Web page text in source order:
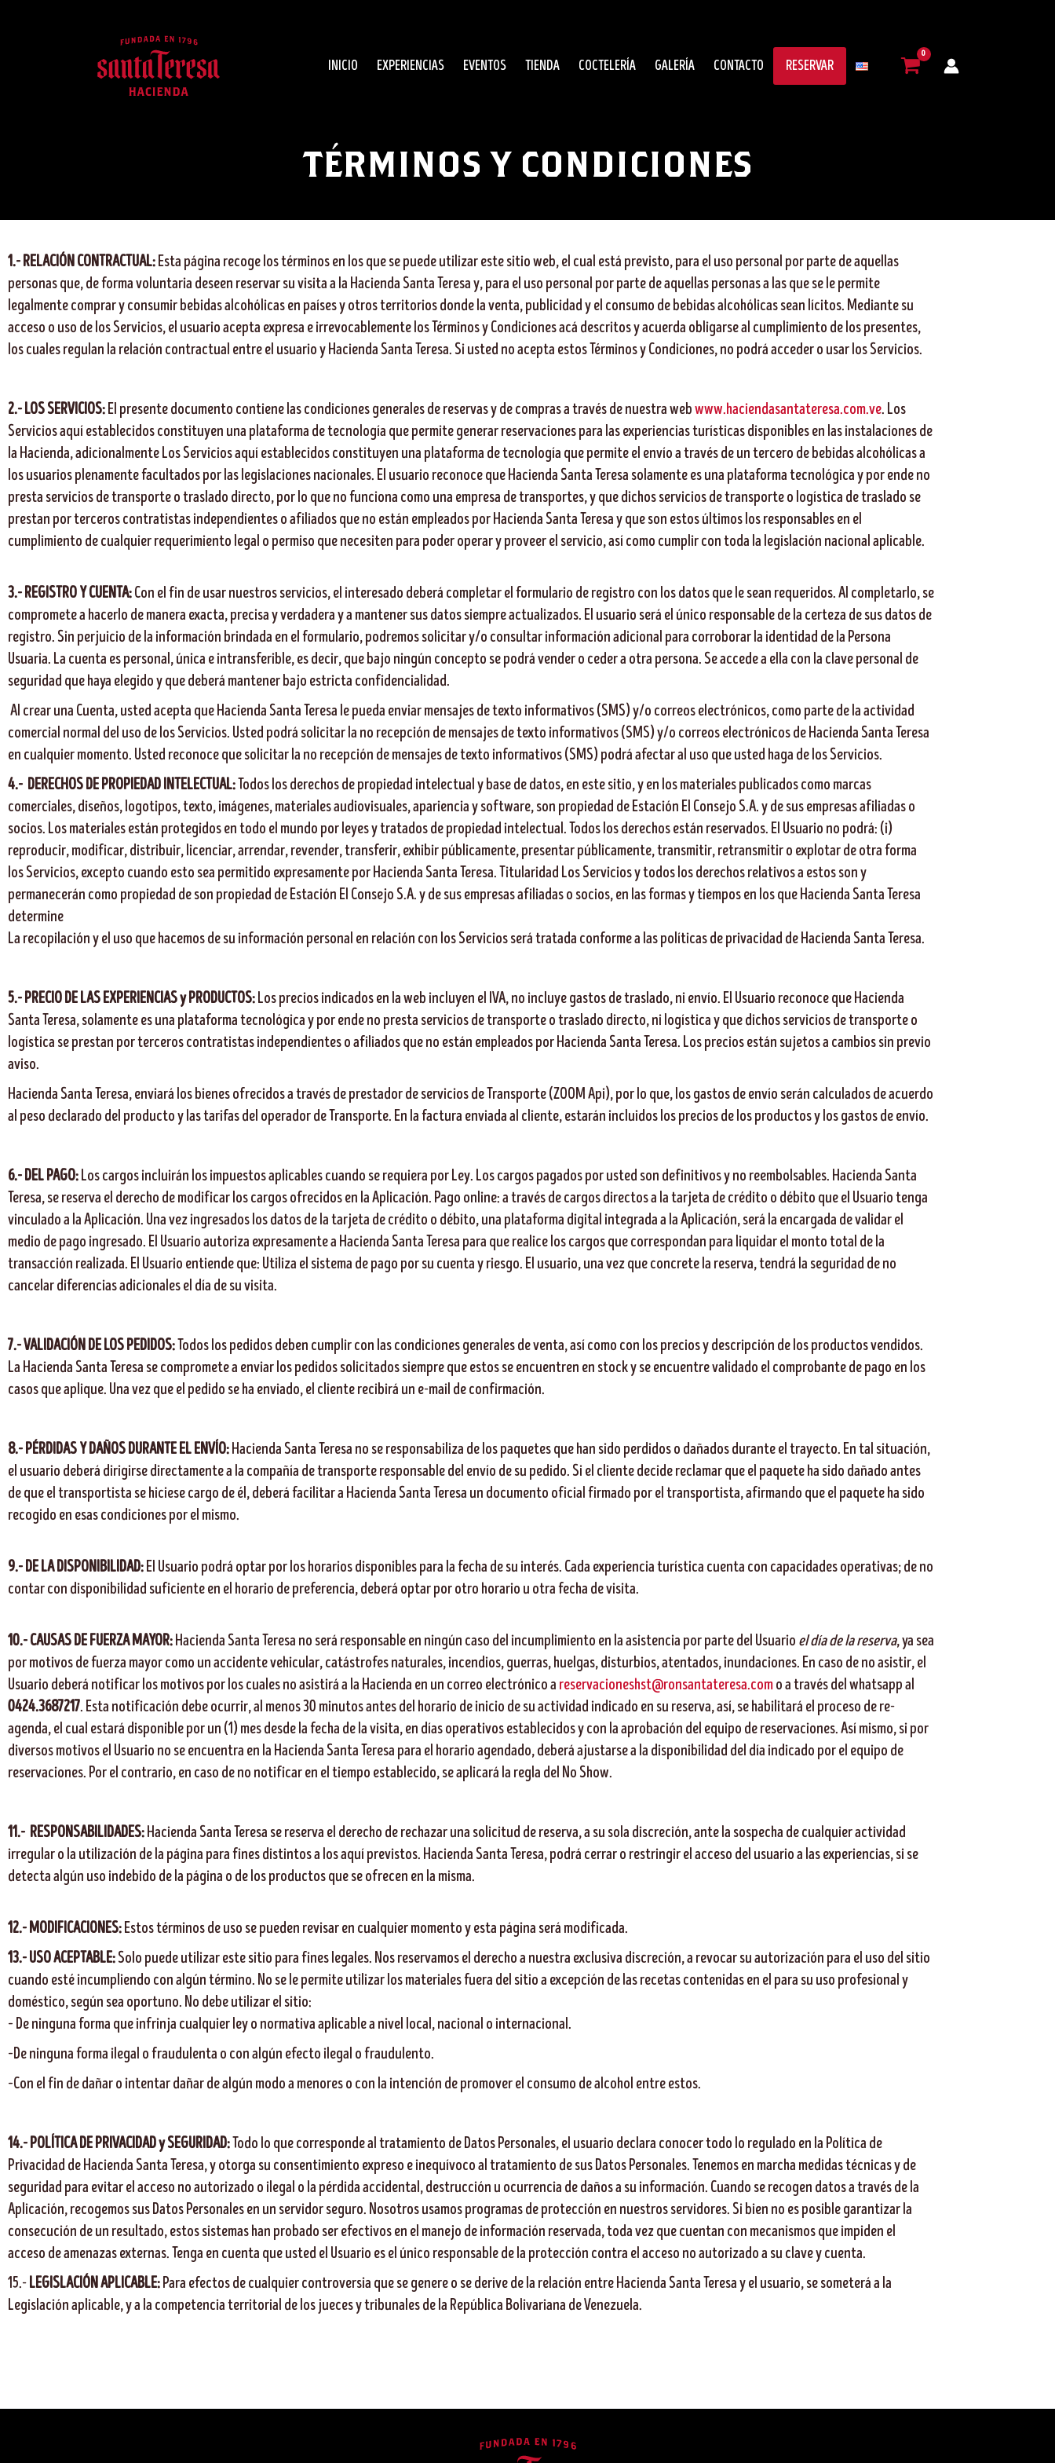
INICIO EXPERIENCIAS EVENTOS TIENDA COCTELERÍA GALERÍA CONTACTO RESERVAR
TÉRMINOS Y CONDICIONES
1.- RELACIÓN CONTRACTUAL:Esta página recoge los términos en los que se puede utilizar este sitio web, el cual está previsto, para el uso personal por parte de aquellas
personas que, de forma voluntaria deseen reservar su visita a la Hacienda Santa Teresa y, para el uso personal por parte de aquellas personas a las que se le permite
legalmente comprar y consumir bebidas alcohólicas en países y otros territorios donde la venta, publicidad y el consumo de bebidas alcohólicas sean lícitos. Mediante su
acceso o uso de los Servicios, el usuario acepta expresa e irrevocablemente los Términos y Condiciones acá descritos y acuerda obligarse al cumplimiento de los presentes,
los cuales regulan la relación contractual entre el usuario y Hacienda Santa Teresa. Si usted no acepta estos Términos y Condiciones, no podrá acceder o usar los Servicios.
2.- LOS SERVICIOS:El presente documento contiene las condiciones generales de reservas y de compras a través de nuestra webwww.haciendasantateresa.com.ve. Los
Servicios aquí establecidos constituyen una plataforma de tecnología que permite generar reservaciones para las experiencias turísticas disponibles en las instalaciones de
la Hacienda, adicionalmente Los Servicios aquí establecidos constituyen una plataforma de tecnología que permite el envío a través de un tercero de bebidas alcohólicas a
los usuarios plenamente facultados por las legislaciones nacionales. El usuario reconoce que Hacienda Santa Teresa solamente es una plataforma tecnológica y por ende no
presta servicios de transporte o traslado directo, por lo que no funciona como una empresa de transportes, y que dichos servicios de transporte o logística de traslado se
prestan por terceros contratistas independientes o afiliados que no están empleados por Hacienda Santa Teresa y que son estos últimos los responsables en el
cumplimiento de cualquier requerimiento legal o permiso que necesiten para poder operar y proveer el servicio, así como cumplir con toda la legislación nacional aplicable.
3.- REGISTRO Y CUENTA:Con el fin de usar nuestros servicios, el interesado deberá completar el formulario de registro con los datos que le sean requeridos. Al completarlo, se
compromete a hacerlo de manera exacta, precisa y verdadera y a mantener sus datos siempre actualizados. El usuario será el único responsable de la certeza de sus datos de
registro. Sin perjuicio de la información brindada en el formulario, podremos solicitar y/o consultar información adicional para corroborar la identidad de la Persona
Usuaria. La cuenta es personal, única e intransferible, es decir, que bajo ningún concepto se podrá vender o ceder a otra persona. Se accede a ella con la clave personal de
seguridad que haya elegido y que deberá mantener bajo estricta confidencialidad.
Al crear una Cuenta, usted acepta que Hacienda Santa Teresa le pueda enviar mensajes de texto informativos (SMS) y/o correos electrónicos, como parte de la actividad
comercial normal del uso de los Servicios. Usted podrá solicitar la no recepción de mensajes de texto informativos (SMS) y/o correos electrónicos de Hacienda Santa Teresa
en cualquier momento. Usted reconoce que solicitar la no recepción de mensajes de texto informativos (SMS) podrá afectar al uso que usted haga de los Servicios.
4.- DERECHOS DE PROPIEDAD INTELECTUAL:Todos los derechos de propiedad intelectual y base de datos, en este sitio, y en los materiales publicados como marcas
comerciales, diseños, logotipos, texto, imágenes, materiales audiovisuales, apariencia y software, son propiedad de Estación El Consejo S.A. y de sus empresas afiliadas o
socios. Los materiales están protegidos en todo el mundo por leyes y tratados de propiedad intelectual. Todos los derechos están reservados. El Usuario no podrá: (i)
reproducir, modificar, distribuir, licenciar, arrendar, revender, transferir, exhibir públicamente, presentar públicamente, transmitir, retransmitir o explotar de otra forma
los Servicios, excepto cuando esto sea permitido expresamente por Hacienda Santa Teresa. Titularidad Los Servicios y todos los derechos relativos a estos son y
permanecerán como propiedad de son propiedad de Estación El Consejo S.A. y de sus empresas afiliadas o socios, en las formas y tiempos en los que Hacienda Santa Teresa
determine
La recopilación y el uso que hacemos de su información personal en relación con los Servicios será tratada conforme a las políticas de privacidad de Hacienda Santa Teresa.
5.- PRECIO DE LAS EXPERIENCIAS y PRODUCTOS:Los precios indicados en la web incluyen el IVA, no incluye gastos de traslado, ni envío. El Usuario reconoce que Hacienda
Santa Teresa, solamente es una plataforma tecnológica y por ende no presta servicios de transporte o traslado directo, ni logística y que dichos servicios de transporte o
logística se prestan por terceros contratistas independientes o afiliados que no están empleados por Hacienda Santa Teresa. Los precios están sujetos a cambios sin previo
aviso.
Hacienda Santa Teresa, enviará los bienes ofrecidos a través de prestador de servicios de Transporte (ZOOM Api), por lo que, los gastos de envío serán calculados de acuerdo
al peso declarado del producto y las tarifas del operador de Transporte. En la factura enviada al cliente, estarán incluidos los precios de los productos y los gastos de envío.
6.- DEL PAGO:Los cargos incluirán los impuestos aplicables cuando se requiera por Ley. Los cargos pagados por usted son definitivos y no reembolsables. Hacienda Santa
Teresa, se reserva el derecho de modificar los cargos ofrecidos en la Aplicación. Pago online: a través de cargos directos a la tarjeta de crédito o débito que el Usuario tenga
vinculado a la Aplicación. Una vez ingresados los datos de la tarjeta de crédito o débito, una plataforma digital integrada a la Aplicación, será la encargada de validar el
medio de pago ingresado. El Usuario autoriza expresamente a Hacienda Santa Teresa para que realice los cargos que correspondan para liquidar el monto total de la
transacción realizada. El Usuario entiende que: Utiliza el sistema de pago por su cuenta y riesgo. El usuario, una vez que concrete la reserva, tendrá la seguridad de no
cancelar diferencias adicionales el día de su visita.
7.-VALIDACIÓN DE LOS PEDIDOS:Todos los pedidos deben cumplir con las condiciones generales de venta, así como con los precios y descripción de los productos vendidos.
La Hacienda Santa Teresa se compromete a enviar los pedidos solicitados siempre que estos se encuentren en stock y se encuentre validado el comprobante de pago en los
casos que aplique. Una vez que el pedido se ha enviado, el cliente recibirá un e-mail de confirmación.
8.-PÉRDIDAS Y DAÑOS DURANTE EL ENVÍO:Hacienda Santa Teresa no se responsabiliza de los paquetes que han sido perdidos o dañados durante el trayecto. En tal situación,
el usuario deberá dirigirse directamente a la compañía de transporte responsable del envío de su pedido. Si el cliente decide reclamar que el paquete ha sido dañado antes
de que el transportista se hiciese cargo de él, deberá facilitar a Hacienda Santa Teresa un documento oficial firmado por el transportista, afirmando que el paquete ha sido
recogido en esas condiciones por el mismo.
9.- DE LA DISPONIBILIDAD:El Usuario podrá optar por los horarios disponibles para la fecha de su interés. Cada experiencia turística cuenta con capacidades operativas; de no
contar con disponibilidad suficiente en el horario de preferencia, deberá optar por otro horario u otra fecha de visita.
10.- CAUSAS DE FUERZA MAYOR:Hacienda Santa Teresa no será responsable en ningún caso del incumplimiento en la asistencia por parte del Usuario el día de la reserva, ya sea
por motivos de fuerza mayor como un accidente vehicular, catástrofes naturales, incendios, guerras, huelgas, disturbios, atentados, inundaciones. En caso de no asistir, el
Usuario deberá notificar los motivos por los cuales no asistirá a la Hacienda en un correo electrónico a reservacioneshst@ronsantateresa.como a través del whatsapp al
0424.3687217. Esta notificación debe ocurrir, al menos 30 minutos antes del horario de inicio de su actividad indicado en su reserva, así, se habilitará el proceso de re-
agenda, el cual estará disponible por un (1) mes desde la fecha de la visita, en días operativos establecidos y con la aprobación del equipo de reservaciones. Así mismo, si por
diversos motivos el Usuario no se encuentra en la Hacienda Santa Teresa para el horario agendado, deberá ajustarse a la disponibilidad del día indicado por el equipo de
reservaciones. Por el contrario, en caso de no notificar en el tiempo establecido, se aplicará la regla del No Show.
11.- RESPONSABILIDADES:Hacienda Santa Teresa se reserva el derecho de rechazar una solicitud de reserva, a su sola discreción, ante la sospecha de cualquier actividad
irregular o la utilización de la página para fines distintos a los aquí previstos. Hacienda Santa Teresa, podrá cerrar o restringir el acceso del usuario a las experiencias, si se
detecta algún uso indebido de la página o de los productos que se ofrecen en la misma.
12.- MODIFICACIONES:Estos términos de uso se pueden revisar en cualquier momento y esta página será modificada.
13.-USO ACEPTABLE:Solo puede utilizar este sitio para fines legales. Nos reservamos el derecho a nuestra exclusiva discreción, a revocar su autorización para el uso del sitio
cuando esté incumpliendo con algún término. No se le permite utilizar los materiales fuera del sitio a excepción de las recetas contenidas en el para su uso profesional y
doméstico, según sea oportuno. No debe utilizar el sitio:
– De ninguna forma que infrinja cualquier ley o normativa aplicable a nivel local, nacional o internacional.
–De ninguna forma ilegal o fraudulenta o con algún efecto ilegal o fraudulento.
–Con el fin de dañar o intentar dañar de algún modo a menores o con la intención de promover el consumo de alcohol entre estos.
14.-POLÍTICA DE PRIVACIDAD y SEGURIDAD:Todo lo que corresponde al tratamiento de Datos Personales, el usuario declara conocer todo lo regulado en la Política de
Privacidad de Hacienda Santa Teresa, y otorga su consentimiento expreso e inequívoco al tratamiento de sus Datos Personales. Tenemos en marcha medidas técnicas y de
seguridad para evitar el acceso no autorizado o ilegal o la pérdida accidental, destrucción u ocurrencia de daños a su información. Cuando se recogen datos a través de la
Aplicación, recogemos sus Datos Personales en un servidor seguro. Nosotros usamos programas de protección en nuestros servidores. Si bien no es posible garantizar la
consecución de un resultado, estos sistemas han probado ser efectivos en el manejo de información reservada, toda vez que cuentan con mecanismos que impiden el
acceso de amenazas externas. Tenga en cuenta que usted el Usuario es el único responsable de la protección contra el acceso no autorizado a su clave y cuenta.
15.-LEGISLACIÓN APLICABLE:Para efectos de cualquier controversia que se genere o se derive de la relación entre Hacienda Santa Teresa y el usuario, se someterá a la
Legislación aplicable, y a la competencia territorial de los jueces y tribunales de la República Bolivariana de Venezuela.